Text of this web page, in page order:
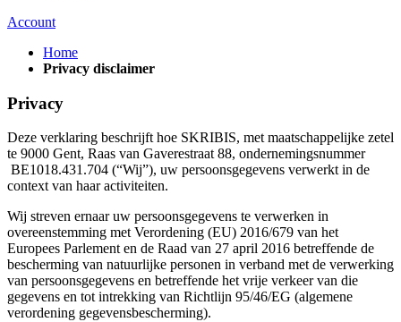
Account
Home
Privacy disclaimer
Privacy
Deze verklaring beschrijft hoe SKRIBIS, met maatschappelijke zetel
te 9000 Gent, Raas van Gaverestraat 88, ondernemingsnummer
BE1018.431.704 (“Wij”), uw persoonsgegevens verwerkt in de
context van haar activiteiten.
Wij streven ernaar uw persoonsgegevens te verwerken in
overeenstemming met Verordening (EU) 2016/679 van het
Europees Parlement en de Raad van 27 april 2016 betreffende de
bescherming van natuurlijke personen in verband met de verwerking
van persoonsgegevens en betreffende het vrije verkeer van die
gegevens en tot intrekking van Richtlijn 95/46/EG (algemene
verordening gegevensbescherming).